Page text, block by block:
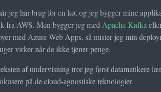
jeg har brug for en kø, og jeg bygger mine
fra AWS. Men bygger jeg med Apache Kafka
med Azure Web Apps, så mister jeg min
virker når de ikke tjener penge.
af undervisning tror jeg først datamatikere
på de cloud-agnostiske teknologier.